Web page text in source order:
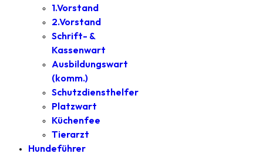
1.Vorstand
2.Vorstand
Schrift- &
Kassenwart
Ausbildungswart
(komm.)
Schutzdiensthelfer
Platzwart
Küchenfee
Tierarzt
Hundeführer